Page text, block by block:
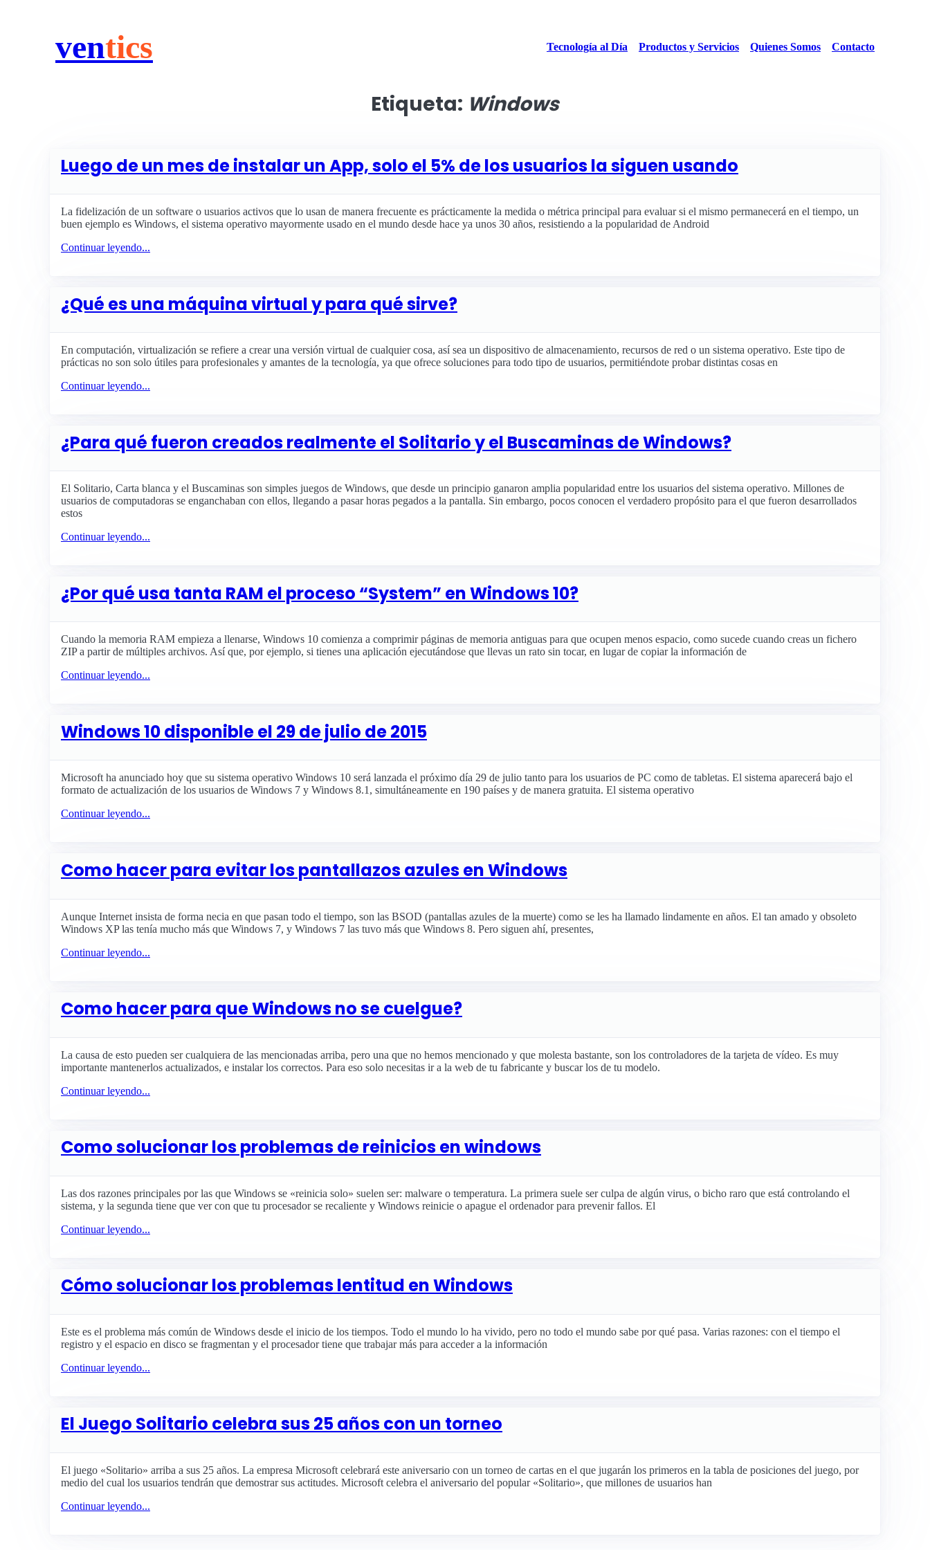
ventics Tecnología al Día Productos y Servicios Quienes Somos Contacto
Etiqueta: Windows
Luego de un mes de instalar un App, solo el 5% de los usuarios la siguen usando
La fidelización de un software o usuarios activos que lo usan de manera frecuente es prácticamente la medida o métrica principal para evaluar si el mismo permanecerá en el tiempo, un
buen ejemplo es Windows, el sistema operativo mayormente usado en el mundo desde hace ya unos 30 años, resistiendo a la popularidad de Android
Continuar leyendo...
¿Qué es una máquina virtual y para qué sirve?
En computación, virtualización se refiere a crear una versión virtual de cualquier cosa, así sea un dispositivo de almacenamiento, recursos de red o un sistema operativo. Este tipo de
prácticas no son solo útiles para profesionales y amantes de la tecnología, ya que ofrece soluciones para todo tipo de usuarios, permitiéndote probar distintas cosas en
Continuar leyendo...
¿Para qué fueron creados realmente el Solitario y el Buscaminas de Windows?
El Solitario, Carta blanca y el Buscaminas son simples juegos de Windows, que desde un principio ganaron amplia popularidad entre los usuarios del sistema operativo. Millones de
usuarios de computadoras se enganchaban con ellos, llegando a pasar horas pegados a la pantalla. Sin embargo, pocos conocen el verdadero propósito para el que fueron desarrollados
estos
Continuar leyendo...
¿Por qué usa tanta RAM el proceso “System” en Windows 10?
Cuando la memoria RAM empieza a llenarse, Windows 10 comienza a comprimir páginas de memoria antiguas para que ocupen menos espacio, como sucede cuando creas un fichero
ZIP a partir de múltiples archivos. Así que, por ejemplo, si tienes una aplicación ejecutándose que llevas un rato sin tocar, en lugar de copiar la información de
Continuar leyendo...
Windows 10 disponible el 29 de julio de 2015
Microsoft ha anunciado hoy que su sistema operativo Windows 10 será lanzada el próximo día 29 de julio tanto para los usuarios de PC como de tabletas. El sistema aparecerá bajo el
formato de actualización de los usuarios de Windows 7 y Windows 8.1, simultáneamente en 190 países y de manera gratuita. El sistema operativo
Continuar leyendo...
Como hacer para evitar los pantallazos azules en Windows
Aunque Internet insista de forma necia en que pasan todo el tiempo, son las BSOD (pantallas azules de la muerte) como se les ha llamado lindamente en años. El tan amado y obsoleto
Windows XP las tenía mucho más que Windows 7, y Windows 7 las tuvo más que Windows 8. Pero siguen ahí, presentes,
Continuar leyendo...
Como hacer para que Windows no se cuelgue?
La causa de esto pueden ser cualquiera de las mencionadas arriba, pero una que no hemos mencionado y que molesta bastante, son los controladores de la tarjeta de vídeo. Es muy
importante mantenerlos actualizados, e instalar los correctos. Para eso solo necesitas ir a la web de tu fabricante y buscar los de tu modelo.
Continuar leyendo...
Como solucionar los problemas de reinicios en windows
Las dos razones principales por las que Windows se «reinicia solo» suelen ser: malware o temperatura. La primera suele ser culpa de algún virus, o bicho raro que está controlando el
sistema, y la segunda tiene que ver con que tu procesador se recaliente y Windows reinicie o apague el ordenador para prevenir fallos. El
Continuar leyendo...
Cómo solucionar los problemas lentitud en Windows
Este es el problema más común de Windows desde el inicio de los tiempos. Todo el mundo lo ha vivido, pero no todo el mundo sabe por qué pasa. Varias razones: con el tiempo el
registro y el espacio en disco se fragmentan y el procesador tiene que trabajar más para acceder a la información
Continuar leyendo...
El Juego Solitario celebra sus 25 años con un torneo
El juego «Solitario» arriba a sus 25 años. La empresa Microsoft celebrará este aniversario con un torneo de cartas en el que jugarán los primeros en la tabla de posiciones del juego, por
medio del cual los usuarios tendrán que demostrar sus actitudes. Microsoft celebra el aniversario del popular «Solitario», que millones de usuarios han
Continuar leyendo...